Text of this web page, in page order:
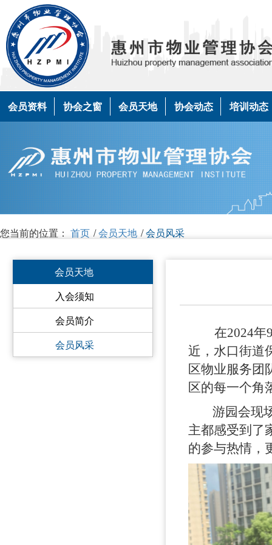
会员资料 协会之窗 会员天地 协会动态 培训动态
您当前的位置： 首页 /会员天地 /会员风采
会员天地
入会须知
会员简介
会员风采
在2024年
近，水口街道
区物业服务团
区的每一个角
游园会现场
主都感受到了
的参与热情，